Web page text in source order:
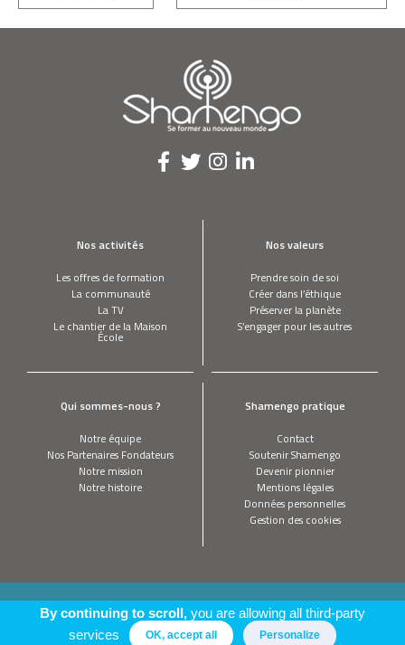
Nos activités
Les offres de formation
La communauté
La TV
Le chantier de la Maison
École
Nos valeurs
Prendre soin de soi
Créer dans l’éthique
Préserver la planète
S’engager pour les autres
Qui sommes-nous ?
Notre équipe
Nos Partenaires Fondateurs
Notre mission
Notre histoire
Shamengo pratique
Contact
Soutenir Shamengo
Devenir pionnier
Mentions légales
Données personnelles
Gestion des cookies
This site is registered onwpml.orgas a development site. Switch to a production
site key to
remove this banner
By continuing to scroll,you are allowing all third-party
services
OK, accept all Personalize